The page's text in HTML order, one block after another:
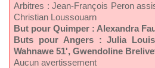
Arbitres : Jean-François Peron
Christian Loussouarn
But pour Quimper : Alexandra
Buts pour Angers : Julia
Wahnawe 51', Gwendoline
Aucun avertissement